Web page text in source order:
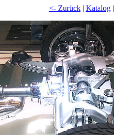
<- Zurück| Katalog|